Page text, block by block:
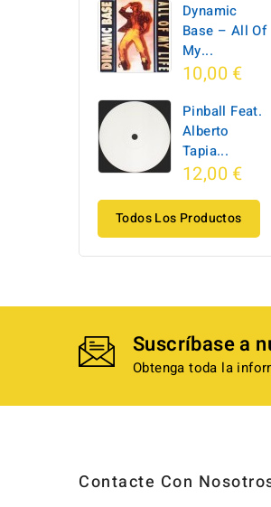
Dynamic
Base ‎– All Of
My...
10,00 €
Pinball Feat.
Alberto
Tapia...
12,00 €
Todos Los Productos
Suscríbase a
Obtenga toda la
Contacte Con